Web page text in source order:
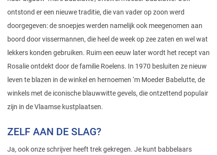
ontstond er een nieuwe traditie, die van vader op zoon werd
doorgegeven: de snoepjes werden namelijk ook meegenomen aan
boord door vissermannen, die heel de week op zee zaten en wel wat
lekkers konden gebruiken. Ruim een eeuw later wordt het recept van
Rosalie ontdekt door de familie Roelens. In 1970 besluiten ze nieuw
leven te blazen in de winkel en hernoemen ‘m Moeder Babelutte, de
winkels met de iconische blauwwitte gevels, die ontzettend populair
zijn in de Vlaamse kustplaatsen.
ZELF AAN DE SLAG?
Ja, ook onze schrijver heeft trek gekregen. Je kunt babbelaars